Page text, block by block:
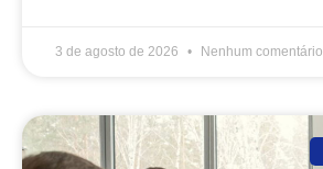
3 de agosto de 2026 Nenhum comentário